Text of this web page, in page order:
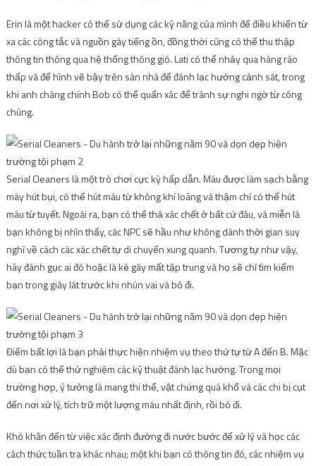
Erin là một hacker có thể sử dụng các kỹ năng của mình để điều khiển từ
xa các công tắc và nguồn gây tiếng ồn, đồng thời cũng có thể thu thập
thông tin thông qua hệ thống thông gió. Lati có thể nhảy qua hàng rào
thấp và để hình vẽ bậy trên sàn nhà để đánh lạc hướng cảnh sát, trong
khi anh chàng chính Bob có thể quấn xác để tránh sự nghi ngờ từ công
chúng.
Serial Cleaners là một trò chơi cực kỳ hấp dẫn. Máu được làm sạch bằng
máy hút bụi, có thể hút máu từ không khí loãng và thậm chí có thể hút
máu từ tuyết. Ngoài ra, bạn có thể thả xác chết ở bất cứ đâu, và miễn là
bạn không bị nhìn thấy, các NPC sẽ hầu như không dành thời gian suy
nghĩ về cách các xác chết tự di chuyển xung quanh. Tương tự như vậy,
hãy đánh gục ai đó hoặc là kẻ gây mất tập trung và họ sẽ chỉ tìm kiếm
bạn trong giây lát trước khi nhún vai và bỏ đi.
Điểm bất lợi là bạn phải thực hiện nhiệm vụ theo thứ tự từ A đến B. Mặc
dù bạn có thể thử nghiệm các kỹ thuật đánh lạc hướng. Trong mọi
trường hợp, ý tưởng là mang thi thể, vật chứng quá khổ và các chi bị cụt
đến nơi xử lý, tích trữ một lượng máu nhất định, rồi bỏ đi.
Khó khăn đến từ việc xác định đường đi nước bước để xử lý và học các
cách thức tuần tra khác nhau; một khi bạn có thông tin đó, các nhiệm vụ